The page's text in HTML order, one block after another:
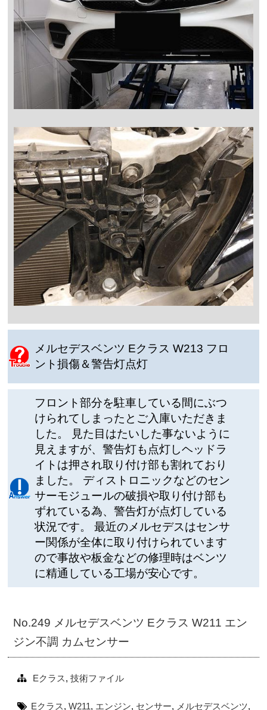
メルセデスベンツ Eクラス W213 フロ
ント損傷＆警告灯点灯
フロント部分を駐車している間にぶつ
けられてしまったとご入庫いただきま
した。 見た目はたいした事ないように
見えますが、警告灯も点灯しヘッドラ
イトは押され取り付け部も割れており
ました。 ディストロニックなどのセン
サーモジュールの破損や取り付け部も
ずれている為、警告灯が点灯している
状況です。 最近のメルセデスはセンサ
ー関係が全体に取り付けられています
ので事故や板金などの修理時はベンツ
に精通している工場が安心です。
No.249 メルセデスベンツ Eクラス W211 エン
ジン不調 カムセンサー
Eクラス,技術ファイル
Eクラス,W211, エンジン, センサー, メルセデスベンツ,